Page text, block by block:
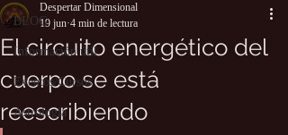
BLOG
Información útil
Eventos/Cursos
Astrología
El circuito energético del
cuerpo se está
reescribiendo
Despertar Dimensional
19 jun 4 min de lectura